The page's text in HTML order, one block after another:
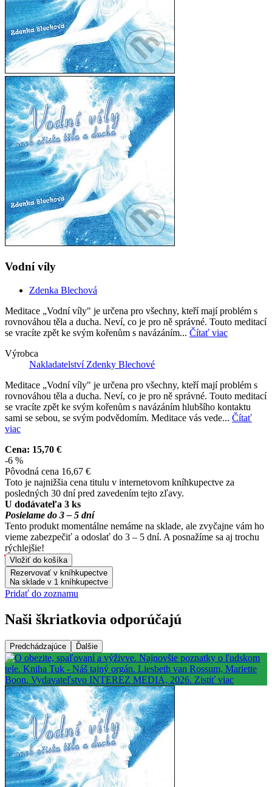
Vodní víly
Zdenka Blechová
Meditace „Vodní víly" je určena pro všechny, kteří mají problém s
rovnováhou těla a ducha. Neví, co je pro ně správné. Touto meditací
se vracíte zpět ke svým kořenům s navázáním... Čítať viac
Výrobca
Nakladatelství Zdenky Blechové
Meditace „Vodní víly" je určena pro všechny, kteří mají problém s
rovnováhou těla a ducha. Neví, co je pro ně správné. Touto meditací
se vracíte zpět ke svým kořenům s navázáním hlubšího kontaktu
sami se sebou, se svým podvědomím. Meditace vás vede... Čítať
viac
Cena: 15,70 €
-6 %
Pôvodná cena 16,67 €
Toto je najnižšia cena titulu v internetovom kníhkupectve za
posledných 30 dní pred zavedením tejto zľavy.
U dodávateľa 3 ks
Posielame do 3 – 5 dní
Tento produkt momentálne nemáme na sklade, ale zvyčajne vám ho
vieme zabezpečiť a odoslať do 3 – 5 dní. A posnažíme sa aj trochu
rýchlejšie!
Vložiť do košíka
Rezervovať v kníhkupectve
Na sklade v 1 kníhkupectve
Pridať do zoznamu
Naši škriatkovia odporúčajú
Predchádzajúce Ďalšie